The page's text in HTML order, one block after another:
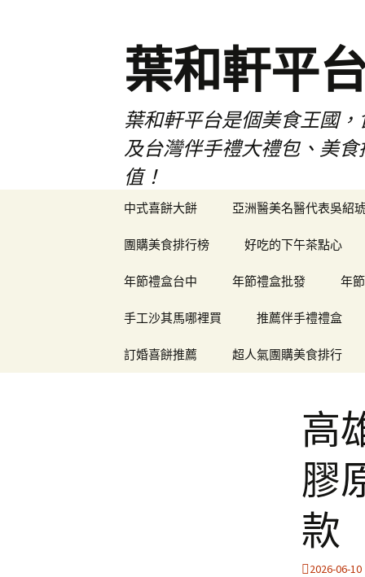
葉和軒平
葉和軒平台是個美食王國
及台灣伴手禮大禮包、美
值！
中式喜餅大餅 亞洲醫美名醫代表吳紹
團購美食排行榜 好吃的下午茶點心
年節禮盒台中 年節禮盒批發 年
手工沙其馬哪裡買 推薦伴手禮禮盒
訂婚喜餅推薦 超人氣團購美食排行
高
膠
款
2026-06-10